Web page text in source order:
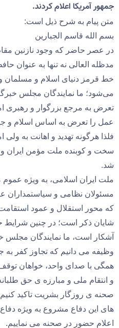
جمهور آمریکا اعلام کردند.
متن پیام به شرح ذیل است:
بسم الله قاسم الجبارین
در عصر حاضر که وجود نازنین
مدظله العالی نه تنها به عنوان
خط قرمز دنیای اسلام و
می‌شود؛ ما نمایندگان مجلس
تعرض به مرجع بزرگوار و رهبری
عمل را تعرض به اساس اسلام و
فلذا هرگونه تهدید و اهانت به
سخت و کوبنده ملت مؤمن ایران و
شد.
ملت ایران اسلامی، به ویژه عموم
مسئولان نظامی و سیاستمداران
که محور استقلال و عمود
شایان ذکر است؛ در چنین
آشکار است، ما نمایندگان مجلس
وظیفه می دانیم که‌ تجاوز کفر به
همگی با صدای واحد، خواهان توقف
و انتقام ملی و مبارزه ی حق
صحنه ی روزگار بشریت تاکید
های این دفاع مشروع به ویژه
اعلام حضور در صحنه می نماییم.